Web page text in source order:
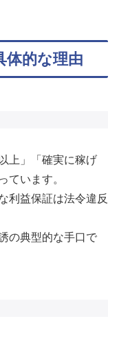
体的な理由
上」「確実に稼げ
ています。
利益保証は法令違反
の典型的な手口で